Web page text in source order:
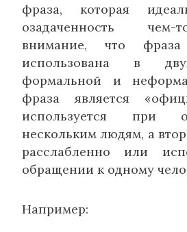
фраза, которая
озадаченность чем-
внимание, что
использована в
формальной и
фраза является
используется при
нескольким людям, а
расслабленно или
обращении к одному
Например: